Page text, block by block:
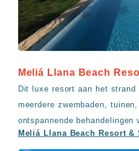
Meliá Llana Beach
Dit luxe resort aan het strand
meerdere zwembaden,
ontspannende behandelingen
Meliá Llana Beach Resort &